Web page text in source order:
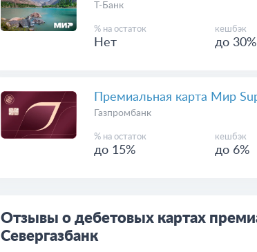
Т-Банк
% на остаток
Нет
кешбэк
до 30%
Премиальная карта Мир
Газпромбанк
% на остаток
до 15%
кешбэк
до 6%
Отзывы о дебетовых картах
Севергазбанк